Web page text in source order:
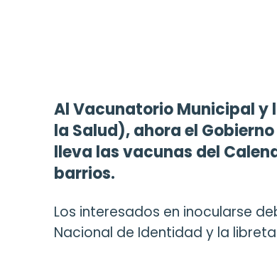
Al Vacunatorio Municipal y
la Salud), ahora el
lleva las vacunas del
barrios.
Los interesados en inocularse
Nacional de Identidad y la